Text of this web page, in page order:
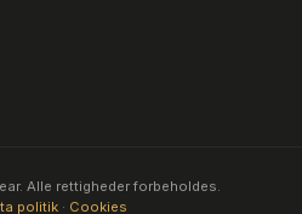
Alle rettigheder forbeholdes.
politik · Cookies